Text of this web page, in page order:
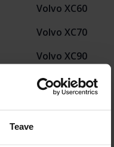
Teave
Volvo XC60
Volvo XC70
Volvo XC90